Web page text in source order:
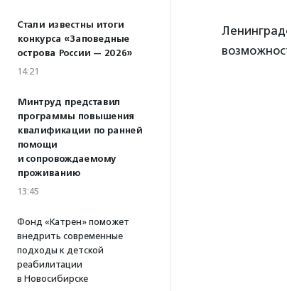
Стали известны итоги
конкурса «Заповедные
острова России — 2026»
14:21
Минтруд представил
программы повышения
квалификации по ранней
помощи
и сопровождаемому
проживанию
13:45
Фонд «Катрен» поможет
внедрить современные
подходы к детской
реабилитации
в Новосибирске